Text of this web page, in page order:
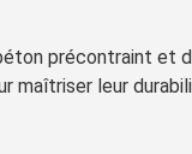
précontraint et
maîtriser leur